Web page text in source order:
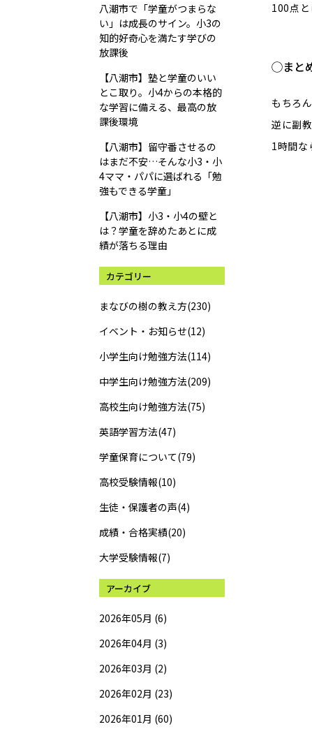
八潮市で「学童がつまらな
い」は成長のサイン。小3の
知的好奇心を満たす学びの
放課後
【八潮市】塾と学童のいい
とこ取り。小4からの本格的
な学習に備える、最高の放
課後環境
【八潮市】留守番させるの
はまだ不安…そんな小3・小
4ママ・パパに選ばれる「勉
強もできる学童」
【八潮市】小3・小4の壁と
は？学童を辞めたあとに成
績が落ちる理由
カテゴリー
まなびの樹の教え方(230)
イベント・お知らせ(12)
小学生向け勉強方法(114)
中学生向け勉強方法(209)
高校生向け勉強方法(75)
英語学習方法(47)
学童保育について(79)
高校受験情報(10)
生徒・保護者の声(4)
成績・合格実績(20)
大学受験情報(7)
アーカイブ
2026年05月 (6)
2026年04月 (3)
2026年03月 (2)
2026年02月 (23)
2026年01月 (60)
100点
◯まと
もちろ
逆に副
1時間な